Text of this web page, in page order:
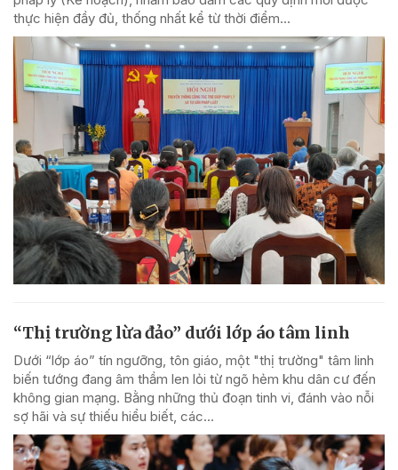
thực hiện đầy đủ, thống nhất kể từ thời điểm...
“Thị trường lừa đảo” dưới lớp áo tâm linh
Dưới “lớp áo” tín ngưỡng, tôn giáo, một "thị trường" tâm linh
biến tướng đang âm thầm len lỏi từ ngõ hẻm khu dân cư đến
không gian mạng. Bằng những thủ đoạn tinh vi, đánh vào nỗi
sợ hãi và sự thiếu hiểu biết, các...